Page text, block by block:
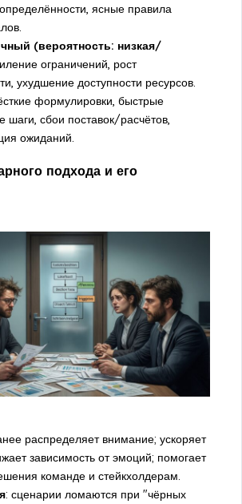
ясные правила
(вероятность: низкая/
ограничений, рост
ухудшение доступности ресурсов.
формулировки, быстрые
шаги, сбои поставок/расчётов,
ожиданий.
подхода и его
распределяет внимание; ускоряет
зависимость от эмоций; помогает
команде и стейкхолдерам.
: сценарии ломаются при "чёрных